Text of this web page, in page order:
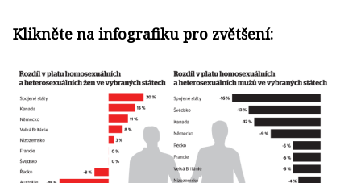
Klikněte na infografiku pro zvětšení: